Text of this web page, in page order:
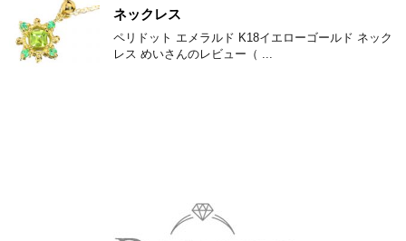
ネックレス
ペリドット エメラルド K18イエローゴールド ネック
レス めいさんのレビュー（ ...